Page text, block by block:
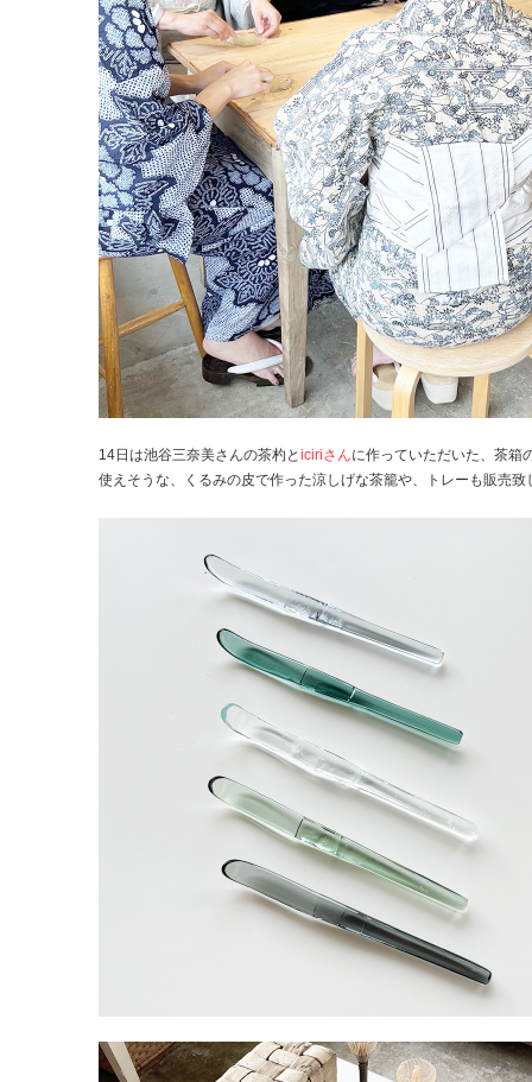
14日は池谷三奈美さんの茶杓と iciriさんに作っていただいた、茶箱
使えそうな、くるみの皮で作った涼しげな茶籠や、トレーも販売致